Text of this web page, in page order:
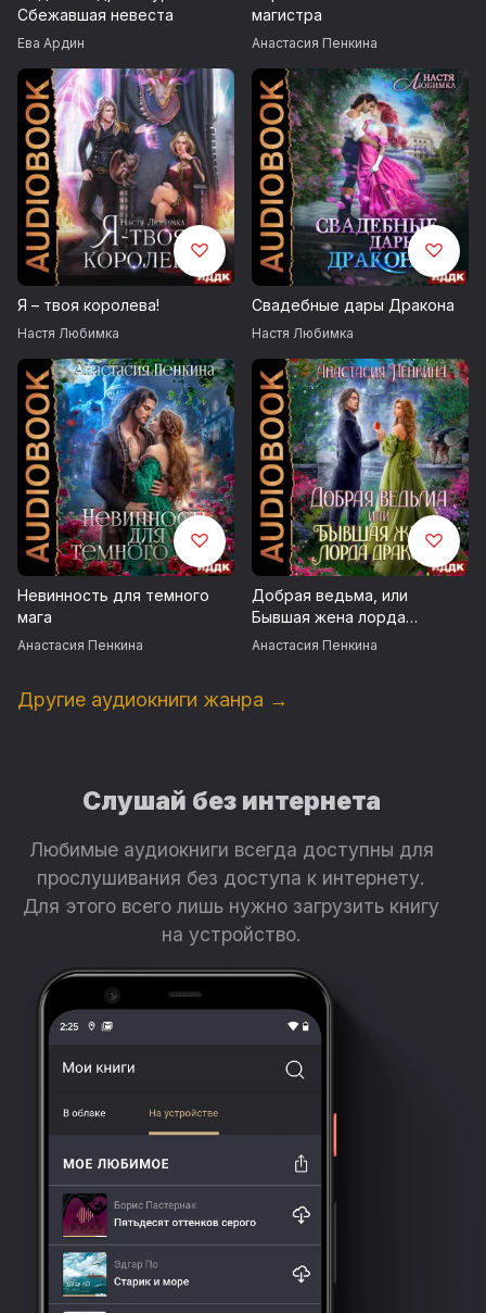
Сбежавшая невеста
Ева Ардин
магистра
Анастасия Пенкина
Я – твоя королева!
Настя Любимка
Свадебные дары Дракона
Настя Любимка
Невинность для темного
мага
Анастасия Пенкина
Добрая ведьма, или
Бывшая жена лорда
дракона
Анастасия Пенкина
Другие аудиокниги жанра →
Слушай без интернета
Любимые аудиокниги всегда доступны для
прослушивания без доступа к интернету.
Для этого всего лишь нужно загрузить книгу
на устройство.